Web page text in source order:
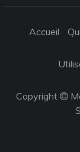
Accueil
Copyright